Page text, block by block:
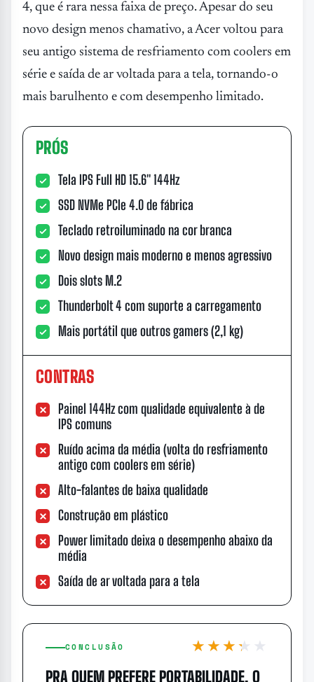
4, que é rara nessa faixa de preço. Apesar do seu
novo design menos chamativo, a Acer voltou para
seu antigo sistema de resfriamento com coolers em
série e saída de ar voltada para a tela, tornando-o
mais barulhento e com desempenho limitado.
PRÓS
Tela IPS Full HD 15.6" 144Hz
SSD NVMe PCIe 4.0 de fábrica
Teclado retroiluminado na cor branca
Novo design mais moderno e menos agressivo
Dois slots M.2
Thunderbolt 4 com suporte a carregamento
Mais portátil que outros gamers (2,1 kg)
CONTRAS
Painel 144Hz com qualidade equivalente à de
IPS comuns
Ruído acima da média (volta do resfriamento
antigo com coolers em série)
Alto-falantes de baixa qualidade
Construção em plástico
Power limitado deixa o desempenho abaixo da
média
Saída de ar voltada para a tela
CONCLUSÃO ★★★★★
★★★★★
PRA QUEM PREFERE PORTABILIDADE, O